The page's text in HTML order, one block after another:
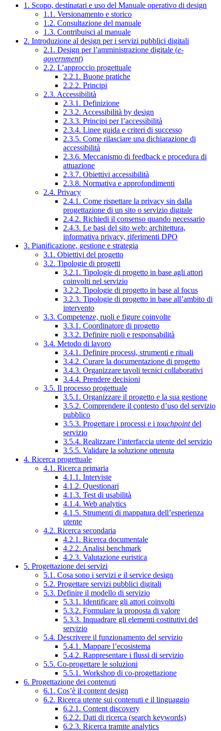
1. Scopo, destinatari e uso del Manuale operativo di design
1.1. Versionamento e storico
1.2. Consultazione del manuale
1.3. Contribuisci al manuale
2. Introduzione al design per i servizi pubblici digitali
2.1. Design per l’amministrazione digitale (e-
government)
2.2. L’approccio progettuale
2.2.1. Buone pratiche
2.2.2. Principi
2.3. Accessibilità
2.3.1. Definizione
2.3.2. Accessibilità by design
2.3.3. Principi per l’accessibilità
2.3.4. Linee guida e criteri di successo
2.3.5. Come rilasciare una dichiarazione di
accessibilità
2.3.6. Meccanismo di feedback e procedura di
attuazione
2.3.7. Obiettivi accessibilità
2.3.8. Normativa e approfondimenti
2.4. Privacy
2.4.1. Come rispettare la privacy sin dalla
progettazione di un sito o servizio digitale
2.4.2. Richiedi il consenso quando necessario
2.4.3. Le basi del sito web: architettura,
informativa privacy, riferimenti DPO
3. Pianificazione, gestione e strategia
3.1. Obiettivi del progetto
3.2. Tipologie di progetti
3.2.1. Tipologie di progetto in base agli attori
coinvolti nel servizio
3.2.2. Tipologie di progetto in base al focus
3.2.3. Tipologie di progetto in base all’ambito di
intervento
3.3. Competenze, ruoli e figure coinvolte
3.3.1. Coordinatore di progetto
3.3.2. Definire ruoli e responsabilità
3.4. Metodo di lavoro
3.4.1. Definire processi, strumenti e rituali
3.4.2. Curare la documentazione di progetto
3.4.3. Organizzare tavoli tecnici collaborativi
3.4.4. Prendere decisioni
3.5. Il processo progettuale
3.5.1. Organizzare il progetto e la sua gestione
3.5.2. Comprendere il contesto d’uso del servizio
pubblico
3.5.3. Progettare i processi e i touchpointdel
servizio
3.5.4. Realizzare l’interfaccia utente del servizio
3.5.5. Validare la soluzione ottenuta
4. Ricerca progettuale
4.1. Ricerca primaria
4.1.1. Interviste
4.1.2. Questionari
4.1.3. Test di usabilità
4.1.4. Web analytics
4.1.5. Strumenti di mappatura dell’esperienza
utente
4.2. Ricerca secondaria
4.2.1. Ricerca documentale
4.2.2. Analisi benchmark
4.2.3. Valutazione euristica
5. Progettazione dei servizi
5.1. Cosa sono i servizi e il service design
5.2. Progettare servizi pubblici digitali
5.3. Definire il modello di servizio
5.3.1. Identificare gli attori coinvolti
5.3.2. Formulare la proposta di valore
5.3.3. Inquadrare gli elementi costitutivi del
servizio
5.4. Descrivere il funzionamento del servizio
5.4.1. Mappare l’ecosistema
5.4.2. Rappresentare i flussi di servizio
5.5. Co-progettare le soluzioni
5.5.1. Workshop di co-progettazione
6. Progettazione dei contenuti
6.1. Cos’è il content design
6.2. Ricerca utente sui contenuti e il linguaggio
6.2.1. Content discovery
6.2.2. Dati di ricerca (search keywords)
6.2.3. Ricerca tramite analytics